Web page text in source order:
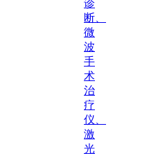
诊
断、
微
波
手
术
治
疗
仪、
激
光